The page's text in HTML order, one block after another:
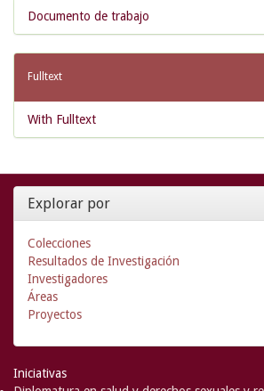
Documento de trabajo
Fulltext
With Fulltext
Explorar por
Colecciones
Resultados de Investigación
Investigadores
Áreas
Proyectos
Iniciativas